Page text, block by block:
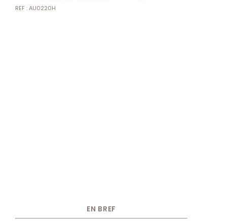
REF : AU0220H
EN BREF